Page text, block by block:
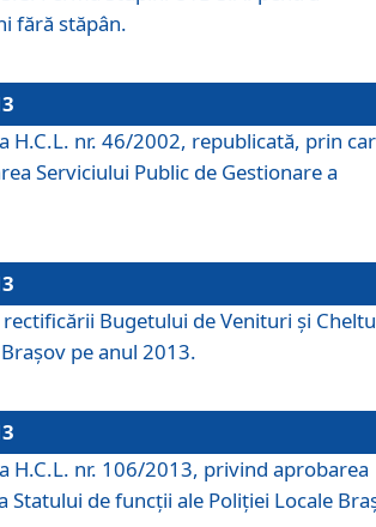
fără stăpân.
H.C.L. nr. 46/2002, republicată, prin
Serviciului Public de Gestionare a
Bugetului de Venituri şi
pe anul 2013.
H.C.L. nr. 106/2013, privind aprobarea
Statului de funcţii ale Poliţiei Locale